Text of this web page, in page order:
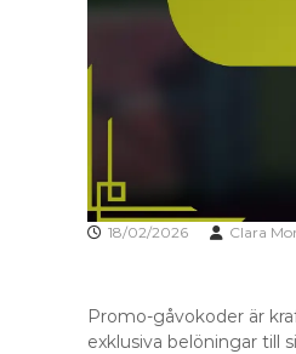
18/02/2026 Clara
Promo-gåvokoder är
exklusiva belöningar till